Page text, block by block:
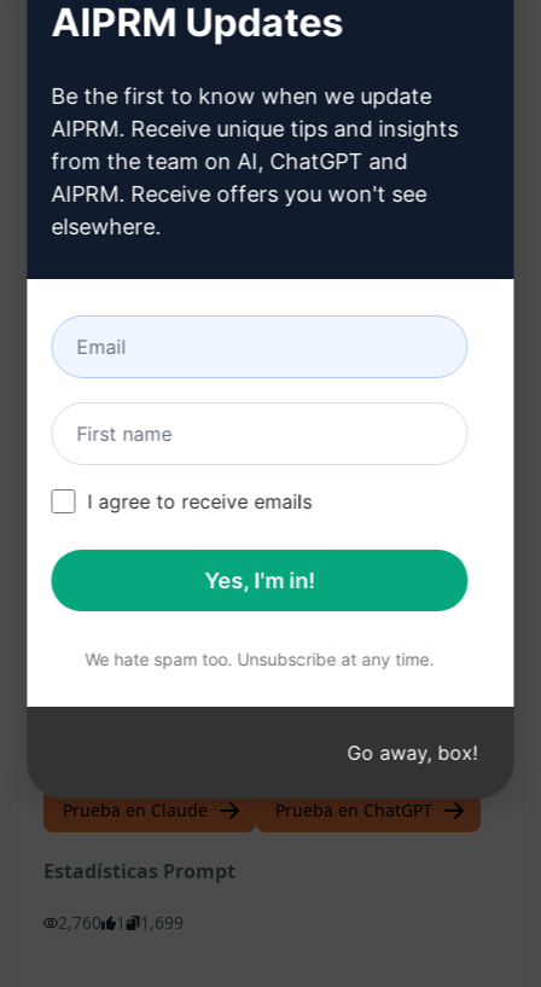
y la descripción del libro
Ayuda a organizar el contenido de tu libro de
manera efectiva
Perfecto para autores, estudiantes y
tu obra escrita
Beneficios:
Ahorra tiempo al no tener que crear
manualmente la tabla de contenido
Facilita la planificación y escritura de tu
contenido
Prueba en Claude Prueba en ChatGPT
Estadísticas Prompt
2,760 1 1,699
AIPRM Updates
Be the first to know when we update
AIPRM. Receive unique tips and insights
from the team on AI, ChatGPT and
AIPRM. Receive offers you won't see
elsewhere.
I agree to receive emails
Yes, I'm in!
We hate spam too. Unsubscribe at any time.
Go away, box!